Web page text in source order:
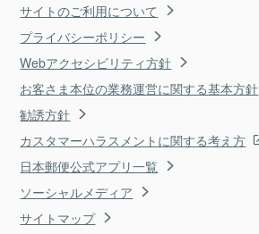
サイトのご利用について
プライバシーポリシー
Webアクセシビリティ方針
お客さま本位の業務運営に関する基本方針
勧誘方針
カスタマーハラスメントに関する考え方
日本郵便公式アプリ一覧
ソーシャルメディア
サイトマップ